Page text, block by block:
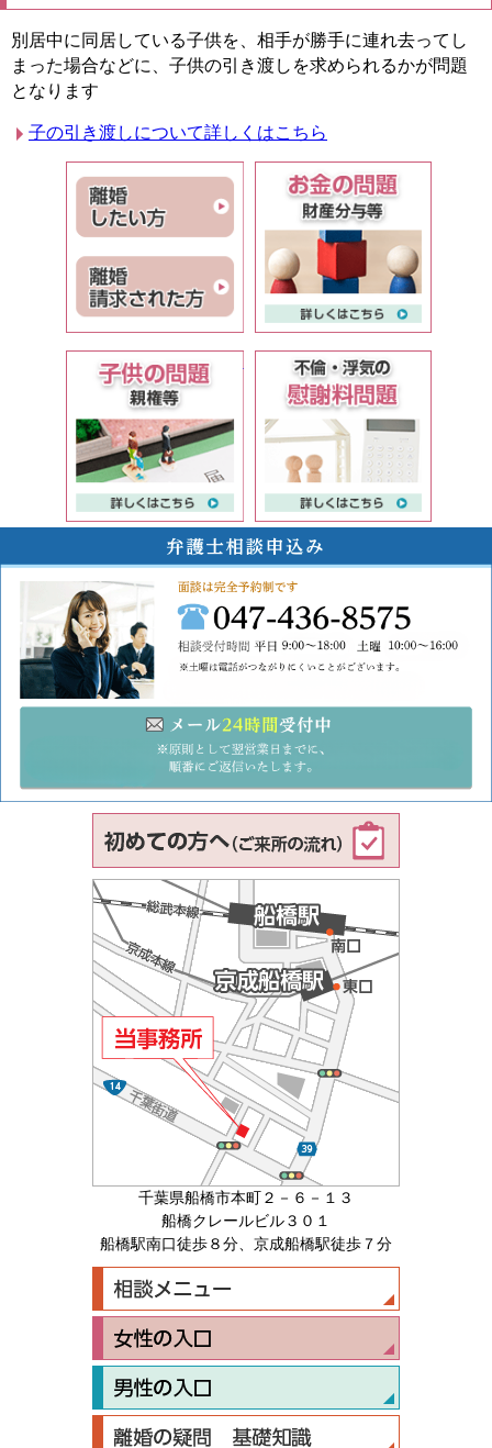
別居中に同居している子供を、相手が勝手に連れ去ってし
まった場合などに、子供の引き渡しを求められるかが問題
となります
子の引き渡しについて詳しくはこちら
離婚
離婚したい方
離婚請求された方
子供の問題（親権等）
詳しくはコチラ
047-
千葉県船橋市本町２－６－１３
船橋クレールビル３０１
船橋駅南口徒歩８分、京成船橋駅徒歩７分